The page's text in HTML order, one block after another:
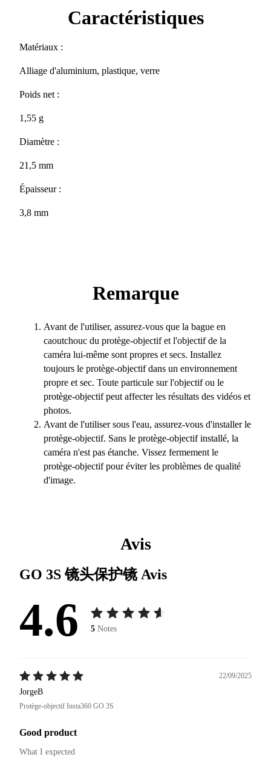
Caractéristiques
Matériaux :
Alliage d'aluminium, plastique, verre
Poids net :
1,55 g
Diamètre :
21,5 mm
Épaisseur :
3,8 mm
Remarque
Avant de l'utiliser, assurez-vous que la bague en
caoutchouc du protège-objectif et l'objectif de la
caméra lui-même sont propres et secs. Installez
toujours le protège-objectif dans un environnement
propre et sec. Toute particule sur l'objectif ou le
protège-objectif peut affecter les résultats des vidéos et
photos.
Avant de l'utiliser sous l'eau, assurez-vous d'installer le
protège-objectif. Sans le protège-objectif installé, la
caméra n'est pas étanche. Vissez fermement le
protège-objectif pour éviter les problèmes de qualité
d'image.
Avis
GO 3S 镜头保护镜 Avis
4.6 5 Notes
22/09/2025
JorgeB
Protège-objectif Insta360 GO 3S
Good product
What I expected